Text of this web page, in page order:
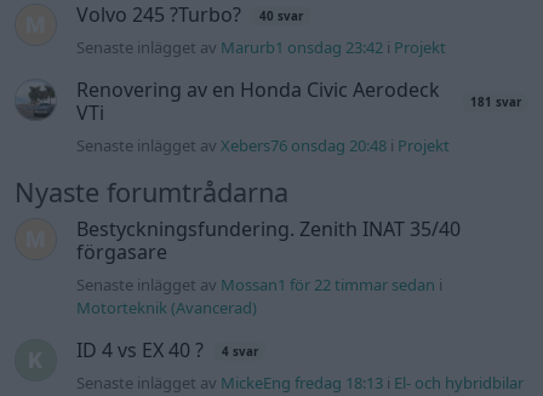
Volvo 245 ?Turbo? 40 svar
Senaste inlägget av Marurb1 onsdag 23:42 i Projekt
Renovering av en Honda Civic Aerodeck
VTi
181 svar
Senaste inlägget avXebers76 onsdag 20:48 i Projekt
Nyaste forumtrådarna
Bestyckningsfundering. Zenith INAT 35/40
förgasare
Senaste inlägget av Mossan1 för 22 timmar sedan i
Motorteknik (Avancerad)
ID 4 vs EX 40 ? 4 svar
Senaste inlägget av MickeEng fredag 18:13 i El- och hybridbilar